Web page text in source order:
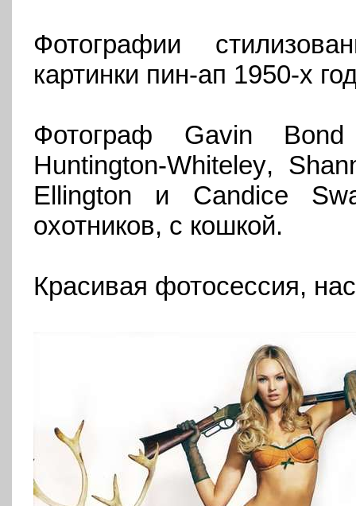
Фотографии
картинки пин-ап 1950-х
Фотограф Gavin
Huntington-Whiteley,
Ellington и Candice
охотников, с кошкой.
Красивая фотосессия,